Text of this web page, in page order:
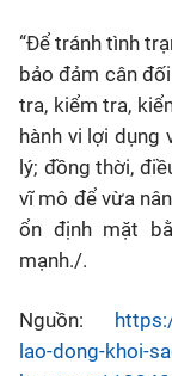
“Để tránh tình
bảo đảm cân
tra, kiểm tra,
hành vi lợi dụng
lý; đồng thời,
vĩ mô để vừa
ổn định mặt
mạnh./.
Nguồn:
lao-dong-khoi-